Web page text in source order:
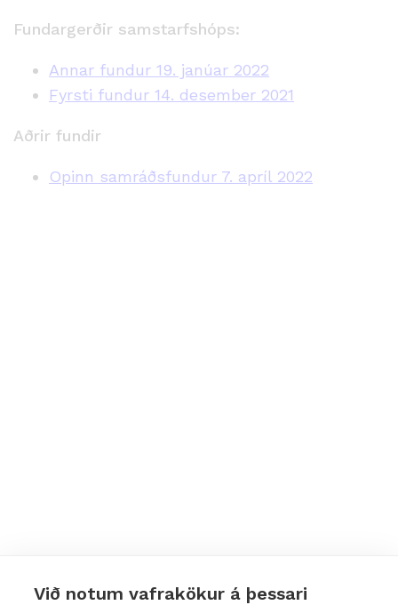
Við notum vafrakökur á þessari
Fundargerðir samstarfshóps:
Annar fundur 19. janúar 2022
Fyrsti fundur 14. desember 2021
Aðrir fundir
Opinn samráðsfundur 7. apríl 2022